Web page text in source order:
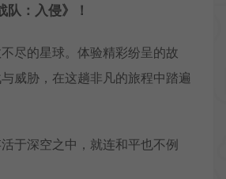
队：入侵》！
尽的星球。体验精彩纷呈的故
威胁，在这趟非凡的旅程中踏遍
于深空之中，就连和平也不例